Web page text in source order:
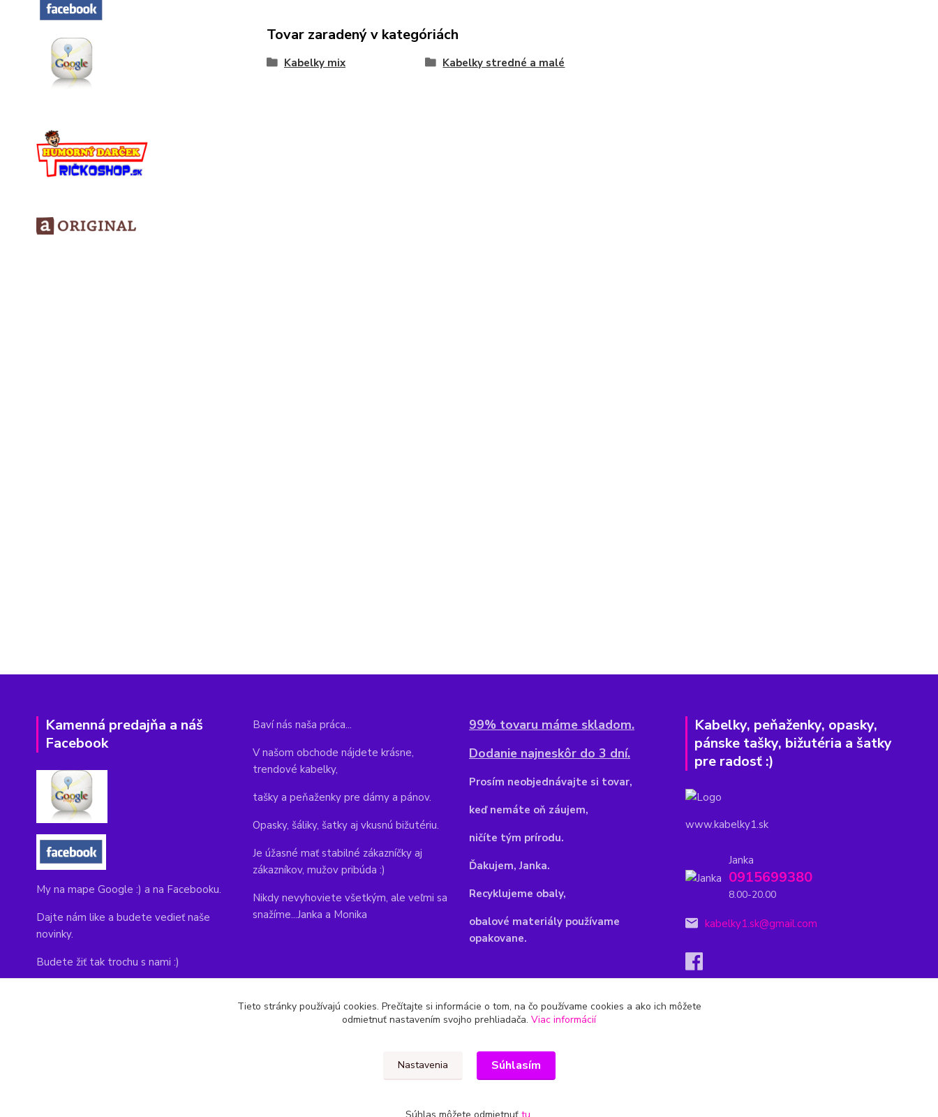
Tovar zaradený v kategóriách
Kabelky mix Kabelky stredné a malé
Kamenná predajňa a náš
Facebook
My na mape Google :) a na Facebooku.
Dajte nám like a budete vedieť naše
novinky.
Budete žiť tak trochu s nami :)
Baví nás naša práca...
V našom obchode nájdete krásne,
trendové kabelky,
tašky a peňaženky pre dámy a pánov.
Opasky, šáliky, šatky aj vkusnú bižutériu.
Je úžasné mať stabilné zákazníčky aj
zákazníkov, mužov pribúda :)
Nikdy nevyhoviete všetkým, ale veľmi sa
snažíme...Janka a Monika
99% tovaru máme skladom.
Dodanie najneskôr do 3 dní.
Prosím neobjednávajte si tovar,
keď nemáte oň záujem,
ničíte tým prírodu.
Ďakujem, Janka.
Recyklujeme obaly,
obalové materiály používame
opakovane.
Kabelky, peňaženky, opasky,
pánske tašky, bižutéria a šatky
pre radosť :)
www.kabelky1.sk
Janka
0915699380
8.00-20.00
kabelky1.sk@gmail.com
Tieto stránky používajú cookies. Prečítajte si informácie o tom, na čo používame cookies a ako ich môžete
odmietnuť nastavením svojho prehliadača. Viac informácií
Nastavenia Súhlasím